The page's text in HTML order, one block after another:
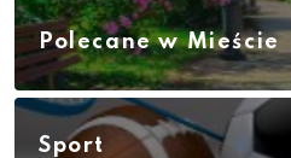
Polecane w Mieście
Sport